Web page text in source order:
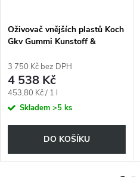
Oživovač vnějších plastů Koch
Gkv Gummi Kunstoff &
3 750 Kč bez DPH
4 538 Kč
Měrná
cena:
453,80 Kč / 1 l
Skladem >5 ks
DO KOŠÍKU